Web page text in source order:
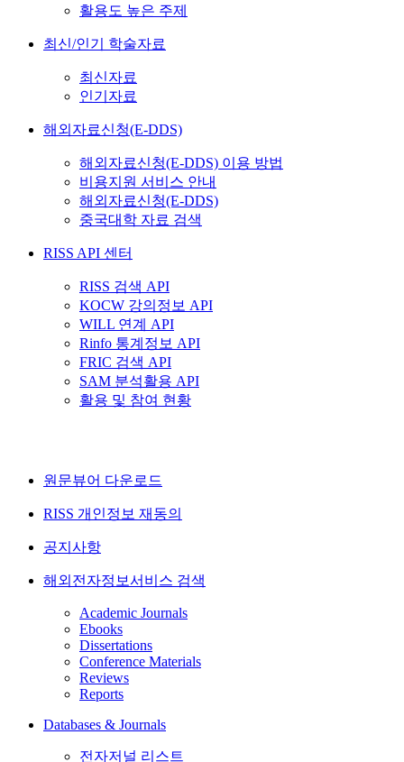
활용도 높은 주제
최신/인기 학술자료
최신자료
인기자료
해외자료신청(E-DDS)
해외자료신청(E-DDS) 이용 방법
비용지원 서비스 안내
해외자료신청(E-DDS)
중국대학 자료 검색
RISS API 센터
RISS 검색 API
KOCW 강의정보 API
WILL 연계 API
Rinfo 통계정보 API
FRIC 검색 API
SAM 분석활용 API
활용 및 참여 현황
원문뷰어 다운로드
RISS 개인정보 재동의
공지사항
해외전자정보서비스 검색
Academic Journals
Ebooks
Dissertations
Conference Materials
Reviews
Reports
Databases & Journals
전자저널 리스트